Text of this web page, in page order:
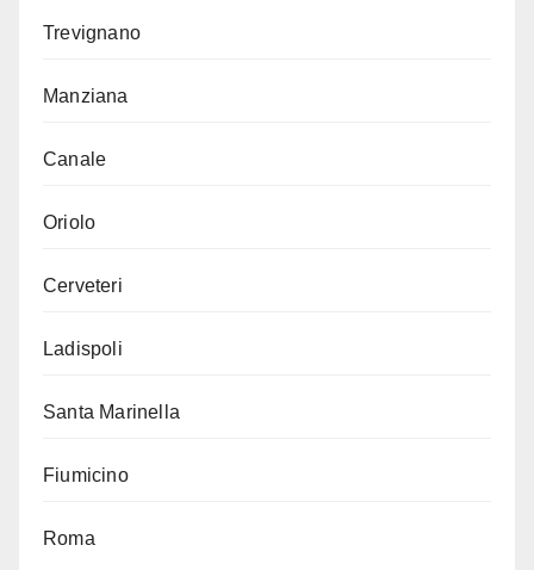
Trevignano
Manziana
Canale
Oriolo
Cerveteri
Ladispoli
Santa Marinella
Fiumicino
Roma